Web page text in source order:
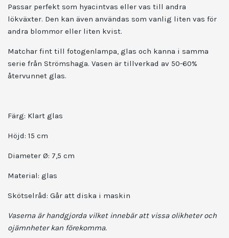
Passar perfekt som hyacintvas eller vas till andra
lökväxter. Den kan även användas som vanlig liten vas för
andra blommor eller liten kvist.
Matchar fint till fotogenlampa, glas och kanna i samma
serie från Strömshaga. Vasen är tillverkad av 50-60%
återvunnet glas.
Färg: Klart glas
Höjd: 15 cm
Diameter Ø: 7,5 cm
Material: glas
Skötselråd: Går att diska i maskin
Vaserna är handgjorda vilket innebär att vissa olikheter och
ojämnheter kan förekomma.